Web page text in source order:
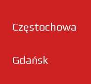
Częstochowa
Gdańsk